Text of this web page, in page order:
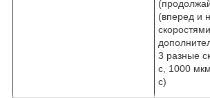
(вперед и
3 разные
с, 1000
с)